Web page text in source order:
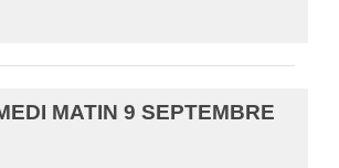
MATIN 9 SEPTEMBRE